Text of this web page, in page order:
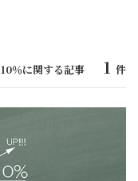
10％に関する記事 1 件